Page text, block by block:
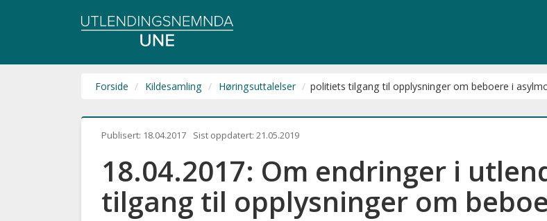
Utlendingsnemnda
UNE
Forside Kildesamling Høringsuttalelser politiets tilgang til opplysninger om beboere i
Publisert: 18.04.2017 Sist oppdatert: 21.05.2019
18.04.2017: Om endringer i
tilgang til opplysninger om